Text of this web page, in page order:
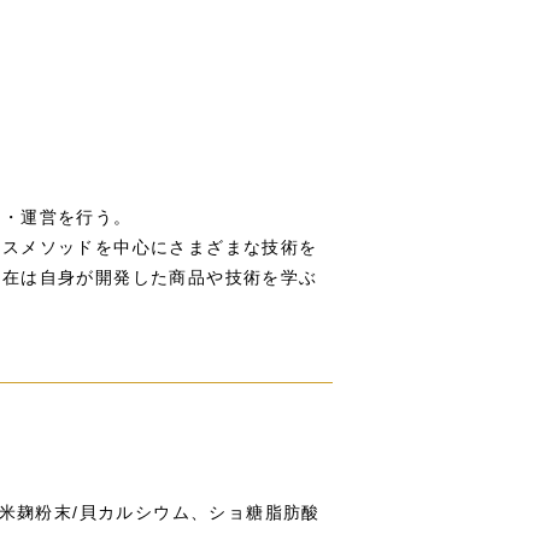
運営を行う。
メソッドを中心にさまざまな技術を
は自身が開発した商品や技術を学ぶ
麹粉末/貝カルシウム、ショ糖脂肪酸